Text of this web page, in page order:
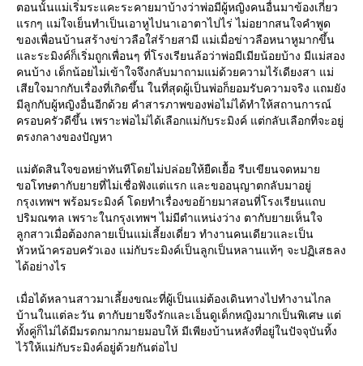
ตอนนั้นแม่เริ่มระแคะระคายมาบ้างว่าพ่อมีผู้หญิงคนอื่นมาข้องเกี่ยว
รกๆ แม่ใจเย็นทำเป็นเอาหูไปนาเอาตาไปไร่ ไม่อยากสนใจคำพูด
ของเพื่อนบ้านสร้างข่าวลือใส่ร้ายสามี แม่เมื่อข่าวลือหนาหูมากขึ้น
ละระมิงค์ก็เริ่มถูกเพื่อนๆ ที่โรงเรียนล้อว่าพ่อมีเมียน้อยบ้าง มีแม่สอง
คนบ้าง เด็กน้อยไม่เข้าใจจึงกลับมาถามแม่ด้วยความไร้เดียงสา แม่
เสียใจมากกับเรื่องที่เกิดขึ้น ในที่สุดผู้เป็นพ่อก็ยอมรับความจริง แถมยัง
มีลูกกับผู้หญิงอื่นอีกด้วย คำสารภาพของพ่อไม่ได้ทำให้สถานการณ์
ครอบครัวดีขึ้น เพราะพ่อไม่ได้เลือกแม่กับระมิงค์ แต่กลับเลือกที่จะอยู่
ตรงกลางของปัญหา
ม่ตัดสินใจขอหย่าทันทีโดยไม่ปล่อยให้ยืดเยื้อ รีบเขียนจดหมา
ขอโทษตากับยายที่ไม่เชื่อฟังแต่แรก และขออนุญาตกลับมาอยู่
กรุงเทพฯ พร้อมระมิงค์ โดยทำเรื่องขอย้ายมาสอนที่โรงเรียนแถบ
ปริมณฑล เพราะในกรุงเทพฯ ไม่มีตำแหน่งว่าง ตากับยายเห็นใจ
ลูกสาวเมื่อต้องกลายเป็นแม่เลี้ยงเดี่ยว ทำงานคนเดียวและเป็น
หัวหน้าครอบครัวเอง แม่กับระมิงค์เป็นลูกเป็นหลานแท้ๆ จะปฏิเสธลง
ได้อย่างไร
เมื่อได้หลานสาวมาเลี้ยงขณะที่ผู้เป็นแม่ต้องเดินทางไปทำงานไกล
บ้านในแต่ละวัน ตากับยายจึงรักและเอ็นดูเด็กหญิงมากเป็นพิเศษ แต่
ทั้งคู่ก็ไม่ได้มีมรดกมากมายมอบให้ มีเพียงบ้านหลังที่อยู่ในปัจจุบันทิ้ง
ไว้ให้แม่กับระมิงค์อยู่ด้วยกันต่อไป